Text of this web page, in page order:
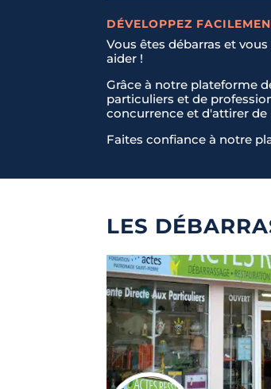
DÉVELOPPEZ
Vous êtes débarras et
aider !
Grâce à notre plateforme
particuliers et de
concurrence et d'attirer de
Faites confiance à notre
LES